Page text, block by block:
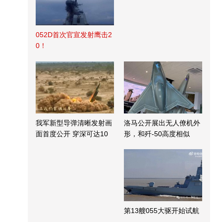
052D首次官宣发射鹰击2
0！
我军新型导弹清晰发射画
面首度公开 穿深可达10
洛马公开展出无人僚机外
形，和歼-50高度相似
第13艘055大驱开始试航